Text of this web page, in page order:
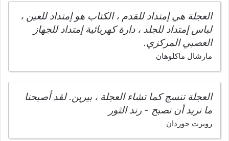
العجلة هي إمتداد للقدم ، الكتاب هو إمتداد للعين ،
لباس إمتداد للجلد ، دارة كهربائية إمتداد للجهاز
العصبي المركزي.
مارشال ماكلوهان
العجلة تنسج كما تشاء العجلة ، بيرين. لقد أصبحنا
ما نريد أن نصبح - رند الثور
روبرت جوردان